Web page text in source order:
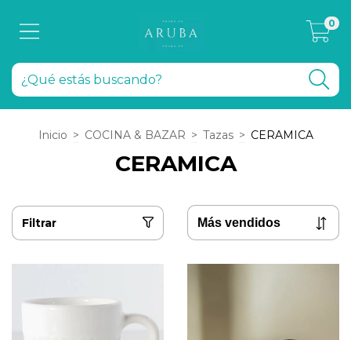
0
Inicio > COCINA & BAZAR > Tazas > CERAMICA
CERAMICA
Filtrar